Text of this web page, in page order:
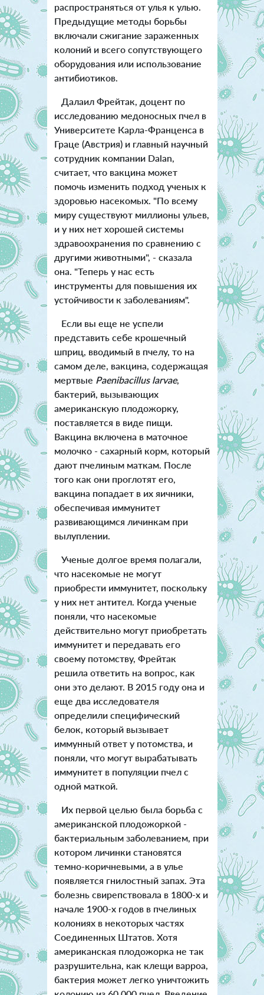
распространяться от улья к улью.
Предыдущие методы борьбы
включали сжигание зараженных
колоний и всего сопутствующего
оборудования или использование
антибиотиков.
Далаил Фрейтак, доцент по
исследованию медоносных пчел в
Университете Карла-Франценса в
Граце (Австрия) и главный научный
сотрудник компании Dalan,
считает, что вакцина может
помочь изменить подход ученых к
здоровью насекомых. "По всему
миру существуют миллионы ульев,
и у них нет хорошей системы
здравоохранения по сравнению с
другими животными", - сказала
она. "Теперь у нас есть
инструменты для повышения их
устойчивости к заболеваниям".
Если вы еще не успели
представить себе крошечный
шприц, вводимый в пчелу, то на
самом деле, вакцина, содержащая
мертвые Paenibacillus larvae,
бактерий, вызывающих
американскую плодожорку,
поставляется в виде пищи.
Вакцина включена в маточное
молочко - сахарный корм, который
дают пчелиным маткам. После
того как они проглотят его,
вакцина попадает в их яичники,
обеспечивая иммунитет
развивающимся личинкам при
вылуплении.
Ученые долгое время полагали,
что насекомые не могут
приобрести иммунитет, поскольку
у них нет антител. Когда ученые
поняли, что насекомые
действительно могут приобретать
иммунитет и передавать его
своему потомству, Фрейтак
решила ответить на вопрос, как
они это делают. В 2015 году она и
еще два исследователя
определили специфический
белок, который вызывает
иммунный ответ у потомства, и
поняли, что могут вырабатывать
иммунитет в популяции пчел с
одной маткой.
Их первой целью была борьба с
американской плодожоркой -
бактериальным заболеванием, при
котором личинки становятся
темно-коричневыми, а в улье
появляется гнилостный запах. Эта
болезнь свирепствовала в 1800-х и
начале 1900-х годов в пчелиных
колониях в некоторых частях
Соединенных Штатов. Хотя
американская плодожорка не так
разрушительна, как клещи варроа,
бактерия может легко уничтожить